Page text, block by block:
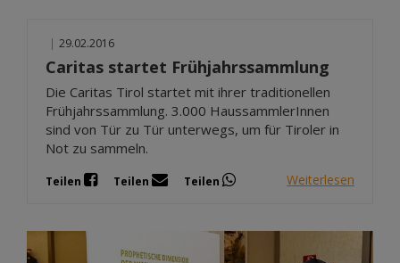
| 29.02.2016
Caritas startet Frühjahrssammlung
Die Caritas Tirol startet mit ihrer traditionellen
Frühjahrssammlung. 3.000 HaussammlerInnen
sind von Tür zu Tür unterwegs, um für Tiroler in
Not zu sammeln.
Teilen Teilen Teilen Weiterlesen